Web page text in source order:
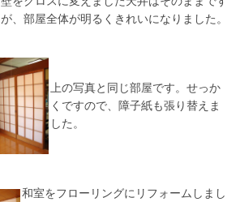
が、部屋全体が明るくきれいになりました。
上の写真と同じ部屋です。せっか
くですので、障子紙も張り替えま
した。
和室をフローリングにリフォームしまし